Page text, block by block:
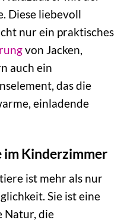
Diese liebevoll
nur ein praktisches
von Jacken,
auch ein
das die
einladende
im Kinderzimmer
ist mehr als nur
Sie ist eine
Natur, die